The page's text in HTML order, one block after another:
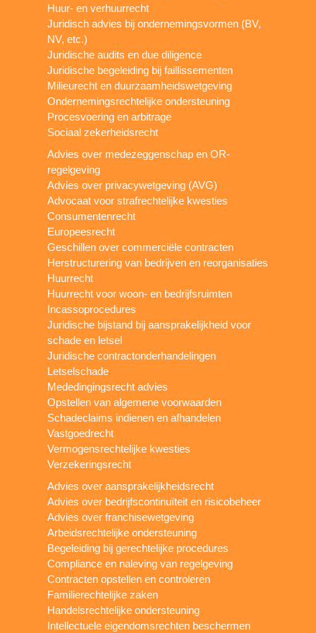
Huur- en verhuurrecht
Juridisch advies bij ondernemingsvormen (BV,
NV, etc.)
Juridische audits en due diligence
Juridische begeleiding bij faillissementen
Milieurecht en duurzaamheidswetgeving
Ondernemingsrechtelijke ondersteuning
Procesvoering en arbitrage
Sociaal zekerheidsrecht
Advies over medezeggenschap en OR-
regelgeving
Advies over privacywetgeving (AVG)
Advocaat voor strafrechtelijke kwesties
Consumentenrecht
Europeesrecht
Geschillen over commerciële contracten
Herstructurering van bedrijven en reorganisaties
Huurrecht
Huurrecht voor woon- en bedrijfsruimten
Incassoprocedures
Juridische bijstand bij aansprakelijkheid voor
schade en letsel
Juridische contractonderhandelingen
Letselschade
Mededingingsrecht advies
Opstellen van algemene voorwaarden
Schadeclaims indienen en afhandelen
Vastgoedrecht
Vermogensrechtelijke kwesties
Verzekeringsrecht
Advies over aansprakelijkheidsrecht
Advies over bedrijfscontinuïteit en risicobeheer
Advies over franchisewetgeving
Arbeidsrechtelijke ondersteuning
Begeleiding bij gerechtelijke procedures
Compliance en naleving van regelgeving
Contracten opstellen en controleren
Familierechtelijke zaken
Handelsrechtelijke ondersteuning
Intellectuele eigendomsrechten beschermen